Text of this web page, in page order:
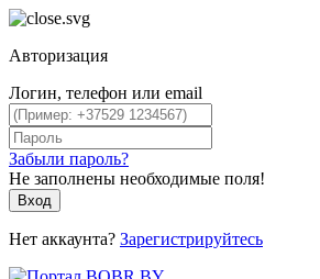
Авторизация
Логин, телефон или email
Забыли пароль?
Не заполнены необходимые поля!
Вход
Нет аккаунта? Зарегистрируйтесь